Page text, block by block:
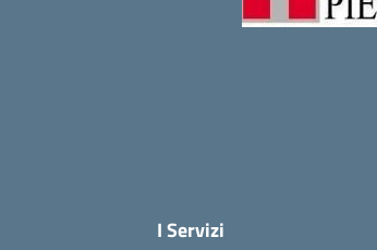
iniziale della scuola
I Servizi